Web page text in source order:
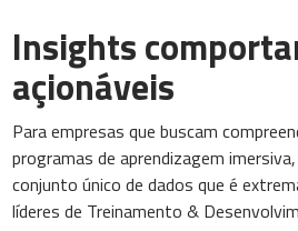
Insights
açionáveis
Para empresas que buscam
programas de aprendizagem
conjunto único de dados que é
líderes de Treinamento &